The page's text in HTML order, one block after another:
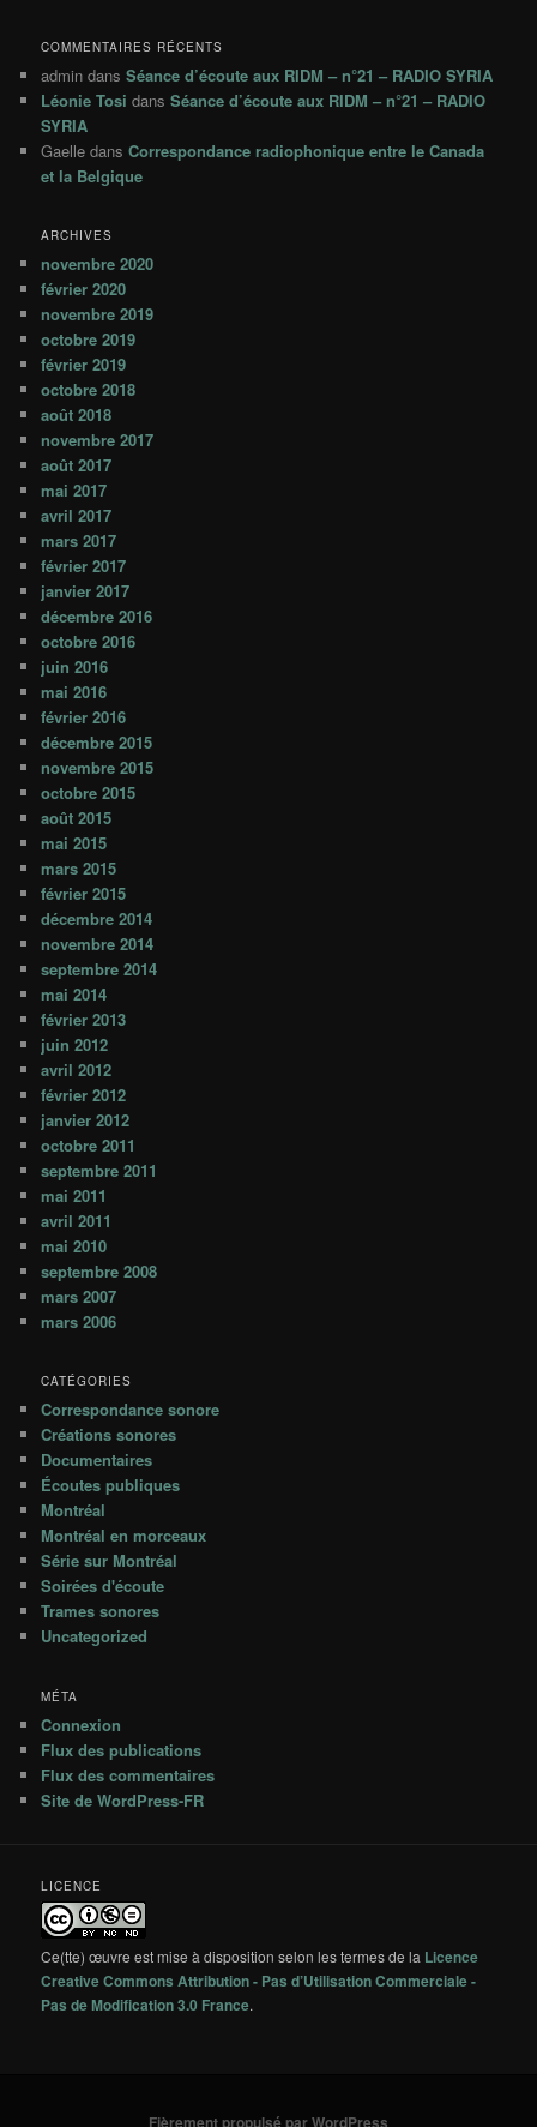
COMMENTAIRES RÉCENTS
admin dansSéance d’écoute aux RIDM – n°21 – RADIO SYRIA
Léonie Tosi dansSéance d’écoute aux RIDM – n°21 – RADIO
SYRIA
Gaelle dansCorrespondance radiophonique entre le Canada
et la Belgique
ARCHIVES
novembre 2020
février 2020
novembre 2019
octobre 2019
février 2019
octobre 2018
août 2018
novembre 2017
août 2017
mai 2017
avril 2017
mars 2017
février 2017
janvier 2017
décembre 2016
octobre 2016
juin 2016
mai 2016
février 2016
décembre 2015
novembre 2015
octobre 2015
août 2015
mai 2015
mars 2015
février 2015
décembre 2014
novembre 2014
septembre 2014
mai 2014
février 2013
juin 2012
avril 2012
février 2012
janvier 2012
octobre 2011
septembre 2011
mai 2011
avril 2011
mai 2010
septembre 2008
mars 2007
mars 2006
CATÉGORIES
Correspondance sonore
Créations sonores
Documentaires
Écoutes publiques
Montréal
Montréal en morceaux
Série sur Montréal
Soirées d'écoute
Trames sonores
Uncategorized
MÉTA
Connexion
Flux des publications
Flux des commentaires
Site de WordPress-FR
LICENCE
Ce(tte) œuvre est mise à disposition selon les termes de la Licence
Creative Commons Attribution - Pas d’Utilisation Commerciale -
Pas de Modification 3.0 France.
Fièrement propulsé par WordPress